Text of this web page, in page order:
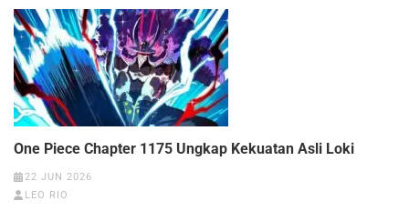
One Piece Chapter 1175 Ungkap Kekuatan Asli Loki
22 JUN 2026
LEO RIO